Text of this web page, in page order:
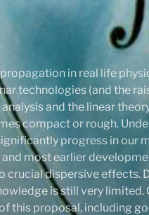
in real life
technologies (and the
and the linear
compact or rough.
progress in our
most earlier
crucial dispersive effects.
is still very
this proposal, including